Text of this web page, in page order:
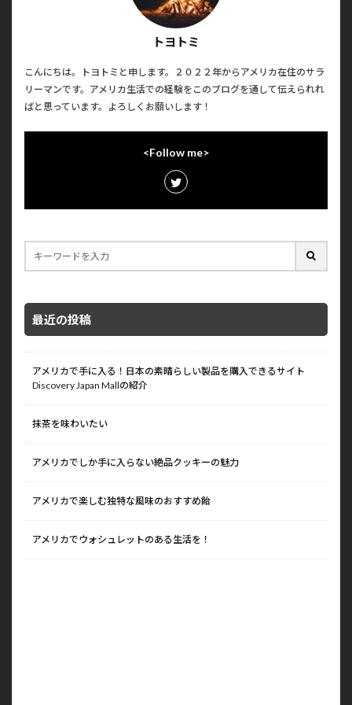
トヨトミ
こんにちは。トヨトミと申します。２０２２年からアメリカ在住のサラ
リーマンです。アメリカ生活での経験をこのブログを通して伝えられれ
ばと思っています。よろしくお願いします！
<Follow me>
最近の投稿
アメリカで手に入る！日本の素晴らしい製品を購入できるサイト
Discovery Japan Mallの紹介
抹茶を味わいたい
アメリカでしか手に入らない絶品クッキーの魅力
アメリカで楽しむ独特な風味のおすすめ飴
アメリカでウォシュレットのある生活を！